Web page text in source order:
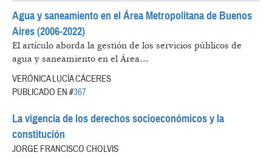
Agua y saneamiento en el Área Metropolitana de Buenos
Aires (2006-2022)
El artículo aborda la gestión de los servicios públicos de
agua y saneamiento en el Área...
VERÓNICA LUCÍA CÁCERES
PUBLICADO EN #367
La vigencia de los derechos socioeconómicos y la
constitución
JORGE FRANCISCO CHOLVIS